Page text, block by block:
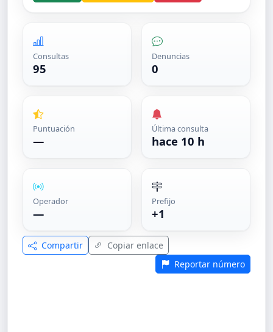
Consultas
95
Denuncias
0
Puntuación
—
Última consulta
hace 10 h
Operador
—
Prefijo
+1
Compartir
Copiar enlace
Reportar número